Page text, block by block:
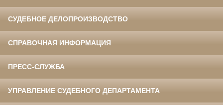
СУДЕБНОЕ ДЕЛОПРОИЗВОДСТВО
СПРАВОЧНАЯ ИНФОРМАЦИЯ
ПРЕСС-СЛУЖБА
УПРАВЛЕНИЕ СУДЕБНОГО ДЕПАРТАМЕНТА